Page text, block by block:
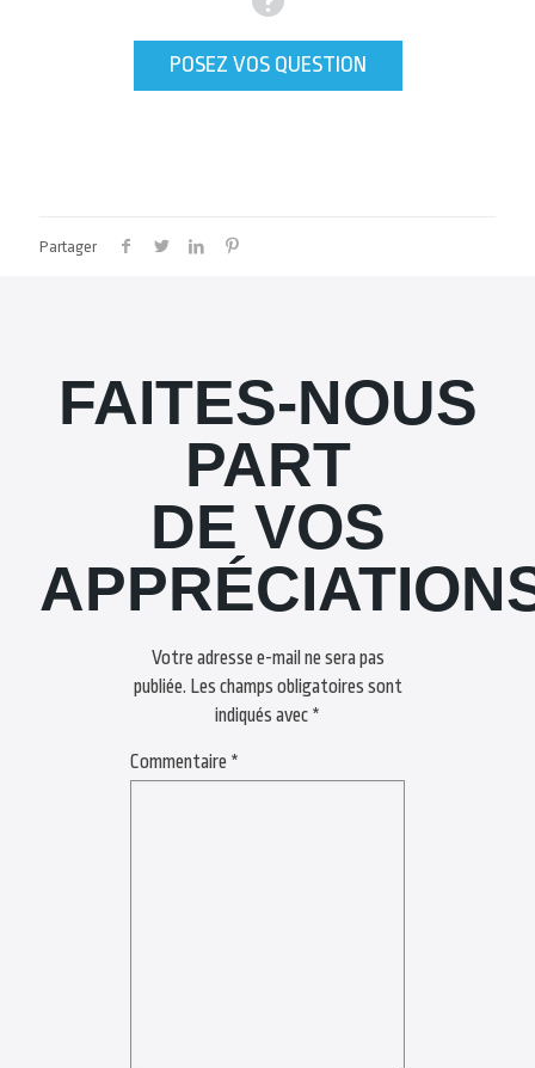
POSEZ VOS QUESTION
Partager
FAITES-NOUS
PART
DE VOS
Votre adresse e-mail ne sera pas
publiée. Les champs obligatoires sont
indiqués avec *
Commentaire *